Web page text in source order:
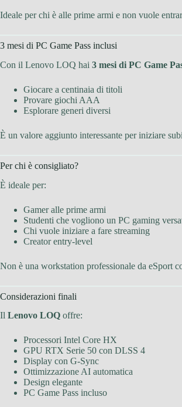
Ideale per chi è alle prime armi e non vuole
3 mesi di PC Game Pass inclusi
Con il Lenovo LOQ hai 3 mesi di PC Game
Giocare a centinaia di titoli
Provare giochi AAA
Esplorare generi diversi
È un valore aggiunto interessante per iniziare
Per chi è consigliato?
È ideale per:
Gamer alle prime armi
Studenti che vogliono un PC gaming
Chi vuole iniziare a fare streaming
Creator entry-level
Non è una workstation professionale da eSport
Considerazioni finali
Il Lenovo LOQ offre:
Processori Intel Core HX
GPU RTX Serie 50 con DLSS 4
Display con G-Sync
Ottimizzazione AI automatica
Design elegante
PC Game Pass incluso